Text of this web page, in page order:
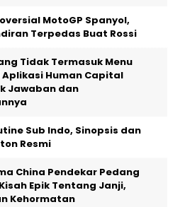
MotoGP Spanyol,
Terpedas Buat Rossi
Tidak Termasuk Menu
Human Capital
Jawaban dan
Sub Indo, Sinopsis dan
Resmi
China Pendekar Pedang
Epik Tentang Janji,
Kehormatan